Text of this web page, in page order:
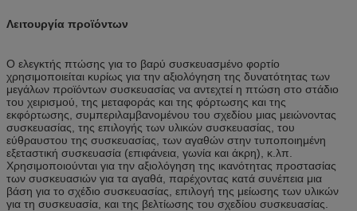
Λειτουργία προϊόντων
Ο ελεγκτής πτώσης για το βαρύ συσκευασμένο φορτίο
χρησιμοποιείται κυρίως για την αξιολόγηση της δυνατότητας των
μεγάλων προϊόντων συσκευασίας να αντεχτεί η πτώση στο στάδιο
του χειρισμού, της μεταφοράς και της φόρτωσης και της
εκφόρτωσης, συμπεριλαμβανομένου του σχεδίου μιας μειώνοντας
συσκευασίας, της επιλογής των υλικών συσκευασίας, του
εύθραυστου της συσκευασίας, των αγαθών στην τυποποιημένη
εξεταστική συσκευασία (επιφάνεια, γωνία και άκρη), κ.λπ.
Χρησιμοποιούνται για την αξιολόγηση της ικανότητας προστασίας
των συσκευασιών για τα αγαθά, παρέχοντας κατά συνέπεια μια
βάση για το σχέδιο συσκευασίας, επιλογή της μείωσης των υλικών
για τη συσκευασία, και της βελτίωσης του σχεδίου συσκευασίας.